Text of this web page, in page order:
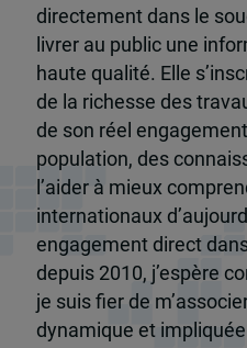
directement dans le
livrer au public une
haute qualité. Elle
de la richesse des
de son réel
population, des
l’aider à mieux
internationaux
engagement direct
depuis 2010, j’espère
je suis fier de
dynamique et